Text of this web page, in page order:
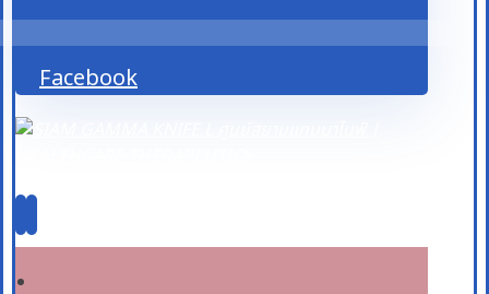
Facebook